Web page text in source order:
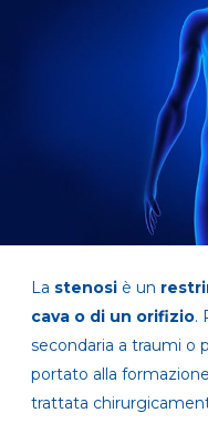
La stenosi è un
cava o di un orifizio.
secondaria a traumi o
portato alla
trattata